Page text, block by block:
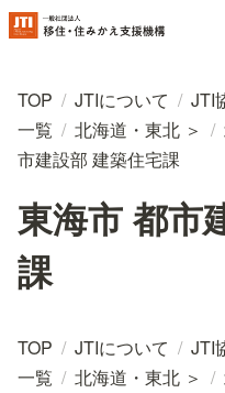
TOP / JTIについて / JTI
一覧 / 北海道・東北 ＞ /
市建設部 建築住宅課
東海市 都市
課
TOP / JTIについて / JTI
一覧 / 北海道・東北 ＞ /